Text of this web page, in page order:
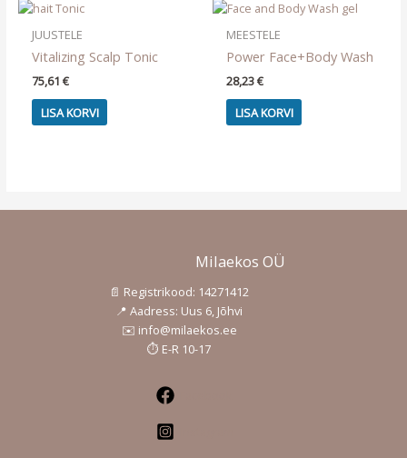
The
options
be
on
the
JUUSTELE
Vitalizing Scalp Tonic
75,61 €
LISA KORVI
MEESTELE
Power Face+Body Wash
28,23€
LISA KORVI
Milaekos OÜ
📄 Registrikood: 14271412
📍 Aadress: Uus 6, Jõhvi
✉️ info@milaekos.ee
⏱️ E-R 10-17